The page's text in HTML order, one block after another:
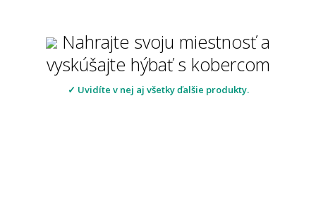
Nahrajte svoju miestnosť a
vyskúšajte hýbať s kobercom
✓ Uvidíte v nej aj všetky ďalšie produkty.